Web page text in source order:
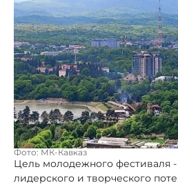
Фото: МК-Кавказ
Цель молодежного фестиваля
лидерского и творческого